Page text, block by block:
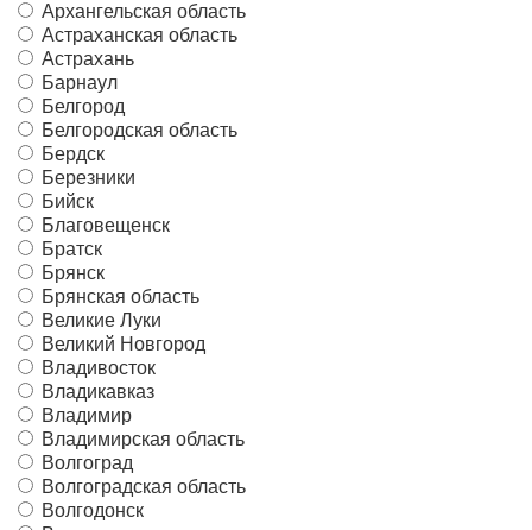
Архангельская область
Астраханская область
Астрахань
Барнаул
Белгород
Белгородская область
Бердск
Березники
Бийск
Благовещенск
Братск
Брянск
Брянская область
Великие Луки
Великий Новгород
Владивосток
Владикавказ
Владимир
Владимирская область
Волгоград
Волгоградская область
Волгодонск